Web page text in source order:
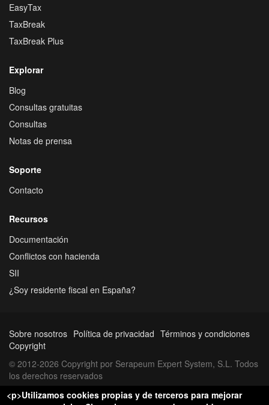
EasyTax
TaxBreak
TaxBreak Plus
Explorar
Blog
Consultas gratuitas
Consultas
Notas de prensa
Soporte
Contacto
Recursos
Documentación
Conflictos con hacienda
SII
¿Soy residente fiscal en España?
Sobre nosotros Política de privacidad Términos y condiciones
Copyright
© 2012-2026 Copyright por Serapeum Expert System, S.L. Todos
los derechos reservados
<p>Utilizamos cookies propias y de terceros para mejorar